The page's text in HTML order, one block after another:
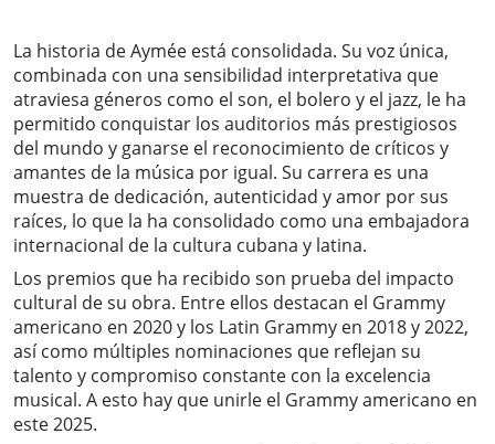
La historia de Aymée está consolidada. Su voz única,
combinada con una sensibilidad interpretativa que
atraviesa géneros como el son, el bolero y el jazz, le ha
permitido conquistar los auditorios más prestigiosos
del mundo y ganarse el reconocimiento de críticos y
amantes de la música por igual. Su carrera es una
muestra de dedicación, autenticidad y amor por sus
raíces, lo que la ha consolidado como una embajadora
internacional de la cultura cubana y latina.
Los premios que ha recibido son prueba del impacto
cultural de su obra. Entre ellos destacan el Grammy
americano en 2020 y los Latin Grammy en 2018 y 2022,
así como múltiples nominaciones que reflejan su
talento y compromiso constante con la excelencia
musical. A esto hay que unirle el Grammy americano en
este 2025.